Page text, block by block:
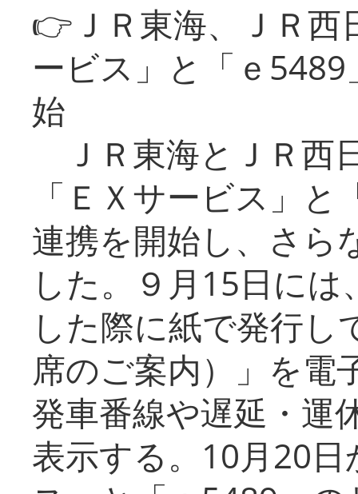
👉ＪＲ東海、ＪＲ
ービス」と「ｅ
始
ＪＲ東海とＪＲ西
「ＥＸサービス」
連携を開始し、さら
した。９月15日に
した際に紙で発行し
席のご案内）」を電
発車番線や遅延・運
表示する。10月20